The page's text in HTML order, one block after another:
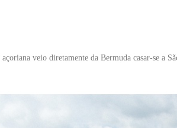
açoriana veio diretamente da Bermuda casar-se a